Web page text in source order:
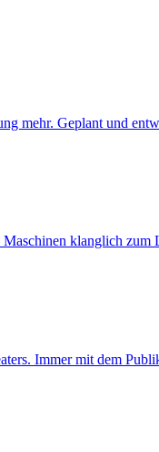
mehr. Geplant und
klanglich
Immer mit dem